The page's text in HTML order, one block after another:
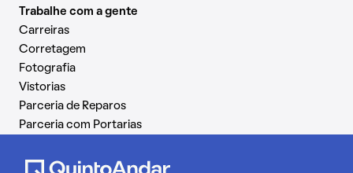
Trabalhe com a gente
Carreiras
Corretagem
Fotografia
Vistorias
Parceria de Reparos
Parceria com Portarias